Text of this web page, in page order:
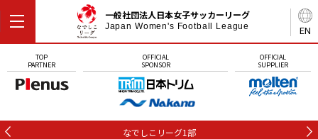
EN
一般社団法人日本女子サッカーリーグ
Japan Women's Football League
TOP
PARTNER
OFFICIAL
SPONSOR
OFFICIAL
SUPPLIER
なでしこリーグ1部